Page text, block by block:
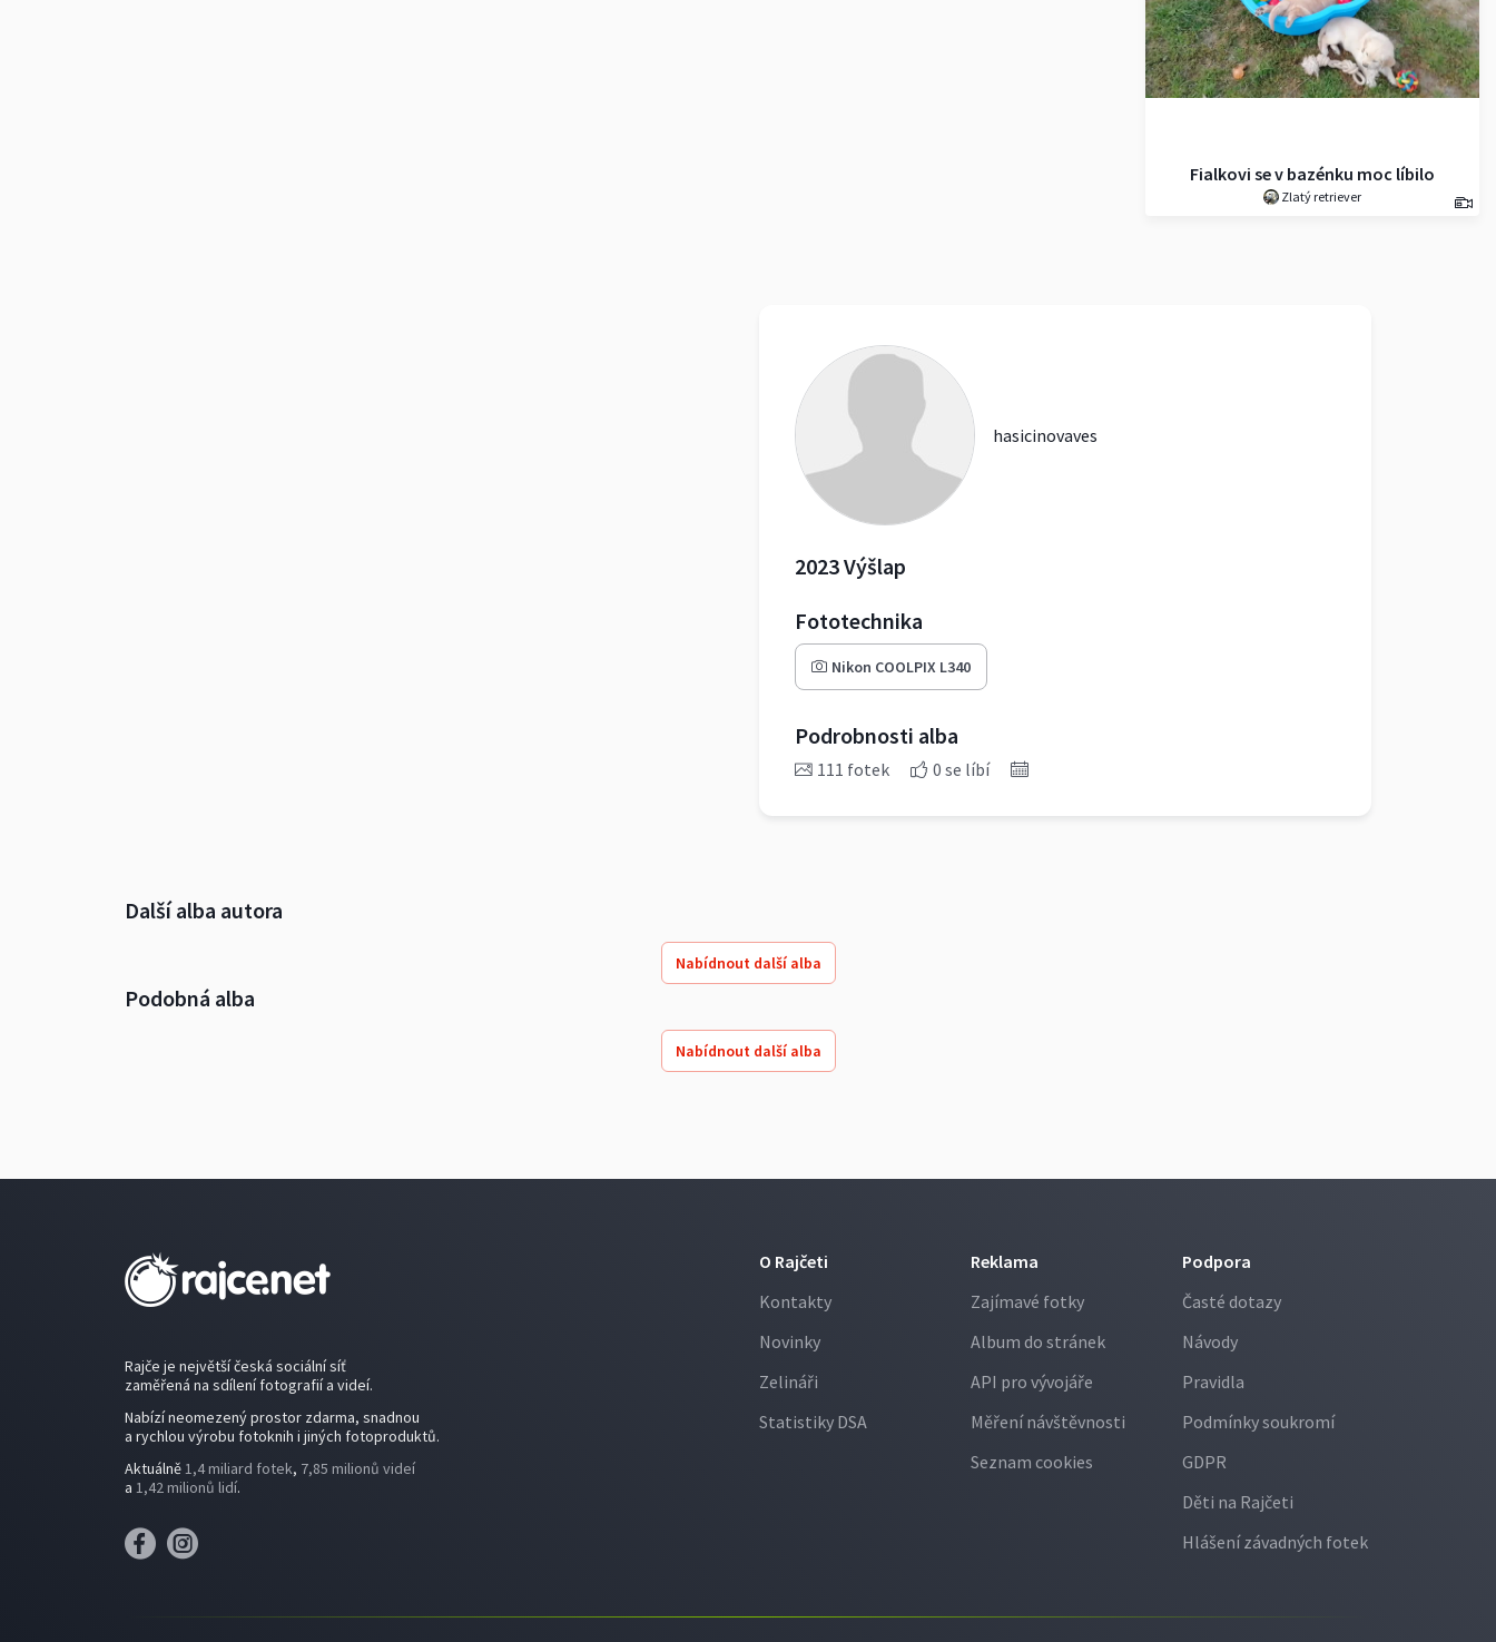
Fialkovi se v bazénku moc líbilo
Zlatý retriever
hasicinovaves
2023 Výšlap
Fototechnika
Nikon COOLPIX L340
Podrobnosti alba
111 fotek 0 se líbí
Další alba autora
Nabídnout další alba
Podobná alba
Nabídnout další alba
Rajče je největší česká sociální síť
zaměřená na sdílení fotografií a videí.
Nabízí neomezený prostor zdarma, snadnou
a rychlou výrobu fotoknih i jiných fotoproduktů.
Aktuálně1,4 miliard fotek, 7,85 milionů videí
a 1,42 milionů lidí.
O Rajčeti
Kontakty
Novinky
Zelináři
Statistiky DSA
Reklama
Zajímavé fotky
Album do stránek
API pro vývojáře
Měření návštěvnosti
Seznam cookies
Podpora
Časté dotazy
Návody
Pravidla
Podmínky soukromí
GDPR
Děti na Rajčeti
Hlášení závadných fotek